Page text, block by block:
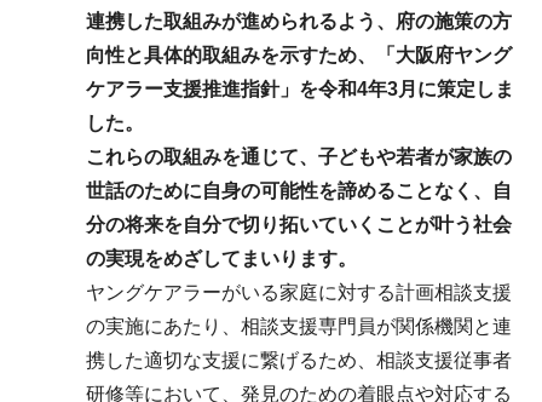
連携した取組みが進められるよう、府の施策の方
向性と具体的取組みを示すため、「大阪府ヤング
ケアラー支援推進指針」を令和4年3月に策定しま
した。
これらの取組みを通じて、子どもや若者が家族の
世話のために自身の可能性を諦めることなく、自
分の将来を自分で切り拓いていくことが叶う社会
の実現をめざしてまいります。
ヤングケアラーがいる家庭に対する計画相談支援
の実施にあたり、相談支援専門員が関係機関と連
携した適切な支援に繋げるため、相談支援従事者
研修等において、発見のための着眼点や対応する